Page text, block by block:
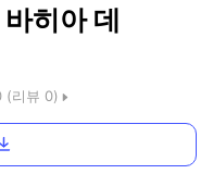
히아 데
(리뷰 0)